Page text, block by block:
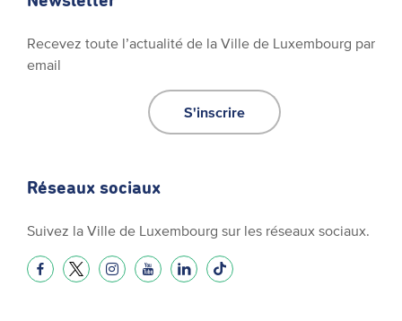
Recevez toute l’actualité de la Ville de Luxembourg par
email
S'inscrire
Réseaux sociaux
Suivez la Ville de Luxembourg sur les réseaux sociaux.